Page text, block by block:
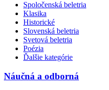
Spoločenská beletria
Klasika
Historické
Slovenská beletria
Svetová beletria
Poézia
Ďalšie kategórie
Náučná a odborná